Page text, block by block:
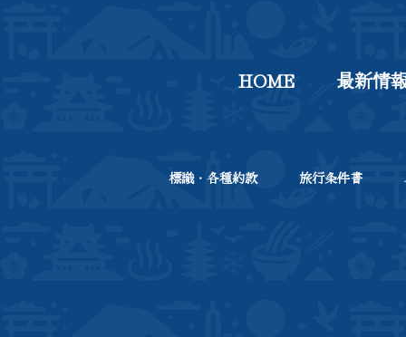
HOME 最新情
標識・各種約款 旅行条件書